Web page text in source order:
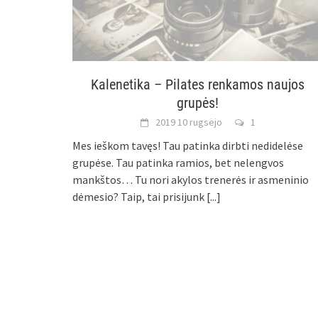
Kalenetika – Pilates renkamos naujos
grupės!
2019 10 rugsėjo 1
Mes ieškom tavęs! Tau patinka dirbti nedidelėse
grupėse. Tau patinka ramios, bet nelengvos
mankštos… Tu nori akylos trenerės ir asmeninio
dėmesio? Taip, tai prisijunk [...]